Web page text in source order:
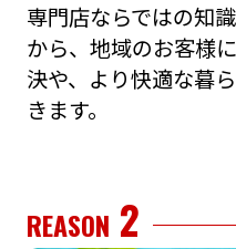
専⾨店ならではの知
から、地域のお客様
決や、より快適な暮
きます。
REASON 2